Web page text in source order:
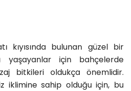
kıyısında bulunan güzel bir
için bahçelerde
bitkileri oldukça önemlidir.
iklimine sahip olduğu için, bu